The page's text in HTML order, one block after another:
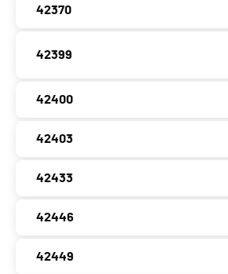
42370
42399
42400
42403
42433
42446
42449